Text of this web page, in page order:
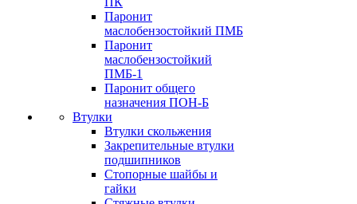
Паронит
маслобензостойкий ПМБ
Паронит
маслобензостойкий
ПМБ-1
Паронит общего
назначения ПОН-Б
Втулки
Втулки скольжения
Закрепительные втулки
подшипников
Стопорные шайбы и
гайки